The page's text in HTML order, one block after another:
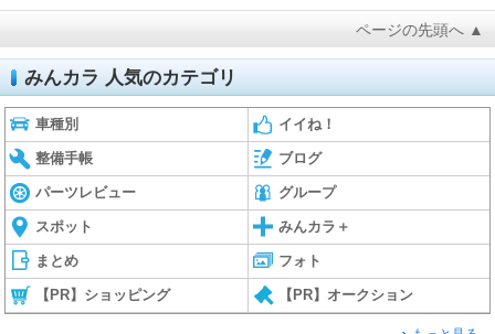
ページの先頭へ ▲
みんカラ 人気のカテゴリ
車種別 イイね！
整備手帳 ブログ
パーツレビュー グループ
スポット みんカラ＋
まとめ フォト
【PR】ショッピング 【PR】オークション